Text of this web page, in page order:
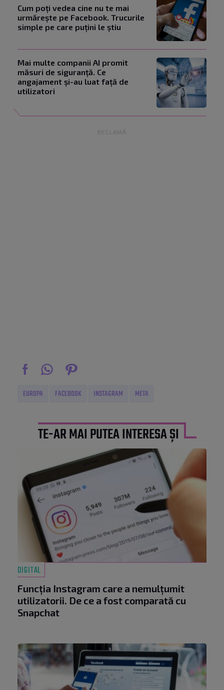
Cum poți vedea cine nu te mai
urmărește pe Facebook. Trucurile
simple pe care puțini le știu
Mai multe companii AI promit
măsuri de siguranță. Ce
angajament și-au luat față de
utilizatori
RECLAMĂ
EUROPA FACEBOOK INSTAGRAM META
TE-AR MAI PUTEA INTERESA ȘI
DIGITAL
Funcția Instagram care a nemulțumit
utilizatorii. De ce a fost comparată cu
Snapchat